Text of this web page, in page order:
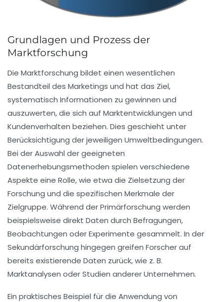
Grundlagen und Prozess der
Marktforschung
Die Marktforschung bildet einen wesentlichen
Bestandteil des Marketings und hat das Ziel,
systematisch Informationen zu gewinnen und
auszuwerten, die sich auf Marktentwicklungen und
Kundenverhalten beziehen. Dies geschieht unter
Berücksichtigung der jeweiligen Umweltbedingungen.
Bei der Auswahl der geeigneten
Datenerhebungsmethoden spielen verschiedene
Aspekte eine Rolle, wie etwa die Zielsetzung der
Forschung und die spezifischen Merkmale der
Zielgruppe. Während derPrimärforschung werden
beispielsweise direkt Daten durch Befragungen,
Beobachtungen oderExperimente gesammelt. In der
Sekundärforschung hingegen greifen Forscher auf
bereits existierende Daten zurück, wie z. B.
Marktanalysen oder Studien anderer Unternehmen.
Ein praktisches Beispiel für die Anwendung von